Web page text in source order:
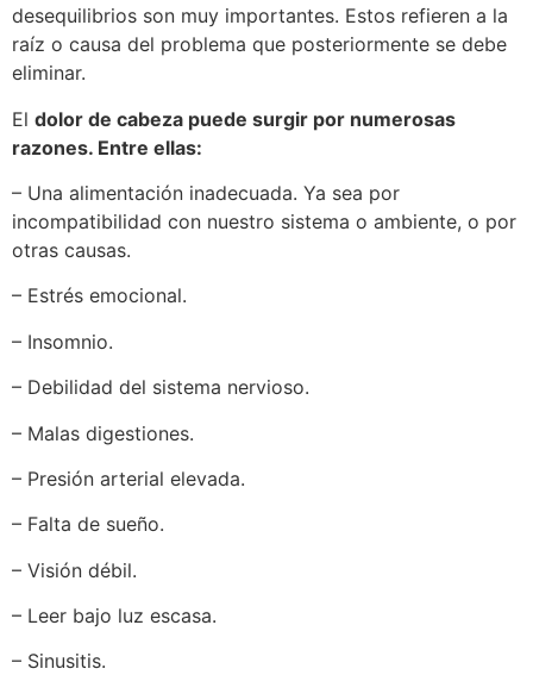
desequilibrios son muy importantes. Estos refieren a la
raíz o causa del problema que posteriormente se debe
eliminar.
El dolor de cabeza puede surgir por numerosas
razones. Entre ellas:
– Una alimentación inadecuada. Ya sea por
incompatibilidad con nuestro sistema o ambiente, o por
otras causas.
– Estrés emocional.
– Insomnio.
– Debilidad del sistema nervioso.
– Malas digestiones.
– Presión arterial elevada.
– Falta de sueño.
– Visión débil.
– Leer bajo luz escasa.
– Sinusitis.